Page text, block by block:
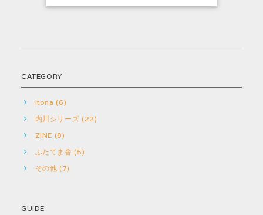
CATEGORY
itona (6)
内川シリーズ (22)
ZINE (8)
ふたてま舎 (5)
その他 (7)
GUIDE